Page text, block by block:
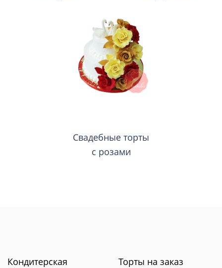
Свадебные торты
с розами
Кондитерская Торты на заказ